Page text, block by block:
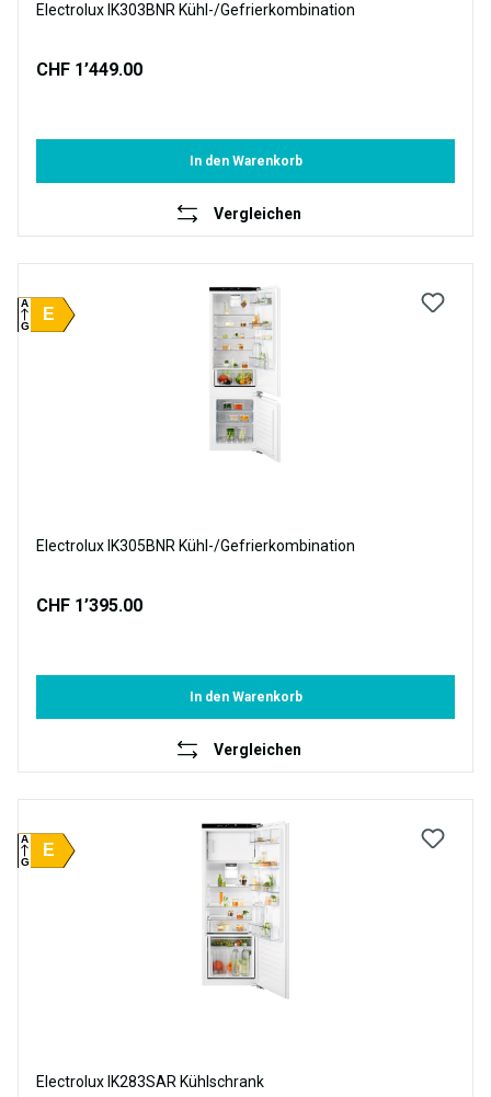
Electrolux IK303BNR Kühl-/Gefrierkombination
CHF 1’449.00
In den Warenkorb
Vergleichen
E
A
G
Electrolux IK305BNR Kühl-/Gefrierkombination
CHF 1’395.00
In den Warenkorb
Vergleichen
E
A
G
Electrolux IK283SAR Kühlschrank